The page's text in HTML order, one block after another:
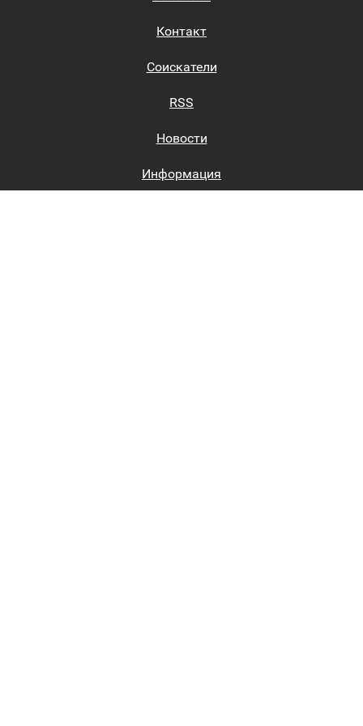
Контакт
Соискатели
RSS
Новости
Информация